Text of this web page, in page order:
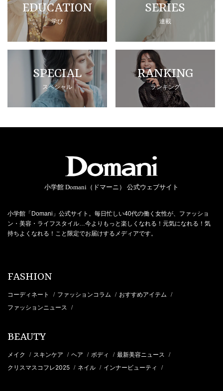
EDUCATION
学び
SERIES
連載
SPECIAL
スペシャル
RANKING
ランキング
小学館 Domani（ドマーニ） 公式ウェブサイト
小学館「Domani」公式サイト。毎日忙しい40代の働く女性が、ファッショ
ン・美容・ライフスタイル…今よりもっと楽しくなれる！元気になれる！気
持ちよくなれる！こと限定でお届けするメディアです。
FASHION
コーディネート / ファッションコラム / おすすめアイテム /
ファッションニュース /
BEAUTY
メイク / スキンケア / ヘア / ボディ / 最新美容ニュース /
クリスマスコフレ2025 / ネイル / インナービューティ /